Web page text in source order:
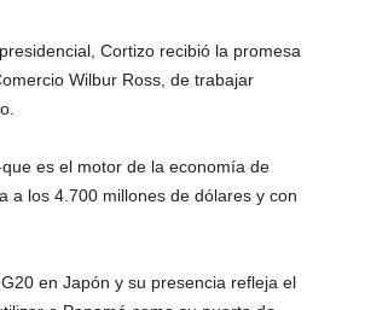
Cortizo recibió la promesa
Wilbur Ross, de trabajar
es el motor de la economía de
a los 4.700 millones de dólares y con
en Japón y su presencia refleja el